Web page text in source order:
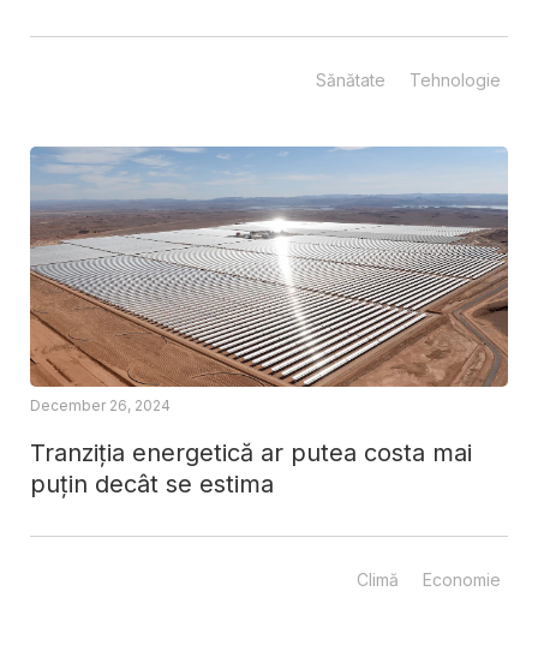
Sănătate Tehnologie
Tranziția energetică ar putea costa mai
puțin decât se estima
December 26, 2024
Climă Economie